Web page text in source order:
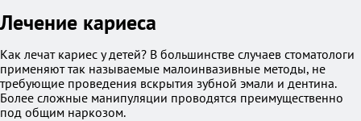
Лечение кариеса
Как лечат кариес у детей? В большинстве случаев стоматологи
применяют так называемые малоинвазивные методы, не
требующие проведения вскрытия зубной эмали и дентина.
Более сложные манипуляции проводятся преимущественно
под общим наркозом.